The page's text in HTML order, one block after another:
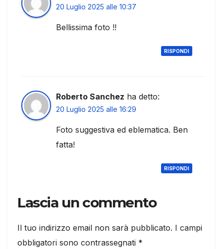
20 Luglio 2025 alle 10:37
Bellissima foto !!
RISPONDI
Roberto Sanchez ha detto:
20 Luglio 2025 alle 16:29
Foto suggestiva ed eblematica. Ben
fatta!
RISPONDI
Lascia un commento
Il tuo indirizzo email non sarà pubblicato. I campi
obbligatori sono contrassegnati *